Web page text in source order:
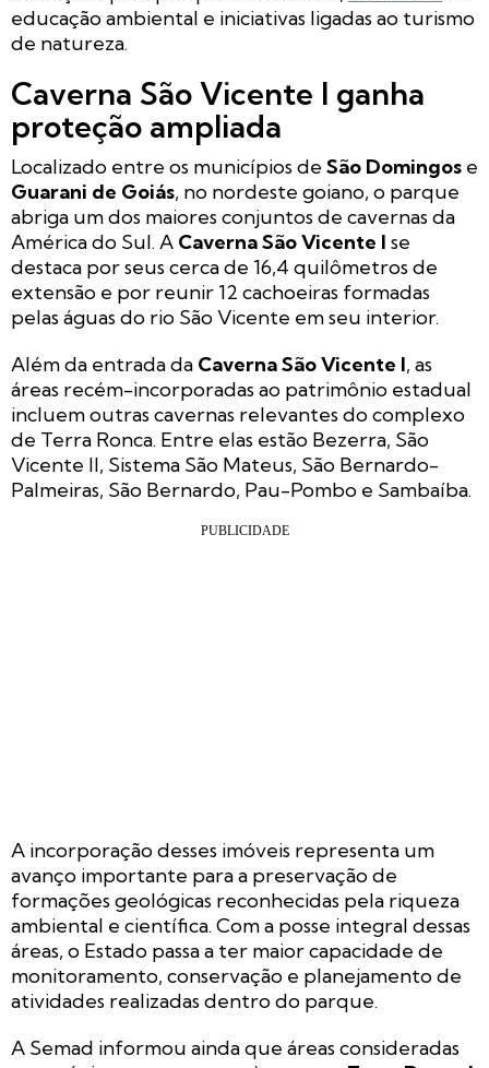
educação ambiental e iniciativas ligadas ao turismo
de natureza.
Caverna São Vicente I ganha
proteção ampliada
Localizado entre os municípios de São Domingos e
Guarani de Goiás, no nordeste goiano, o parque
abriga um dos maiores conjuntos de cavernas da
América do Sul. A Caverna São Vicente I se
destaca por seus cerca de 16,4 quilômetros de
extensão e por reunir 12 cachoeiras formadas
pelas águas do rio São Vicente em seu interior.
Além da entrada da Caverna São Vicente I, as
áreas recém-incorporadas ao patrimônio estadual
incluem outras cavernas relevantes do complexo
de Terra Ronca. Entre elas estão Bezerra, São
Vicente II, Sistema São Mateus, São Bernardo-
Palmeiras, São Bernardo, Pau-Pombo e Sambaíba.
A incorporação desses imóveis representa um
avanço importante para a preservação de
formações geológicas reconhecidas pela riqueza
ambiental e científica. Com a posse integral dessas
áreas, o Estado passa a ter maior capacidade de
monitoramento, conservação e planejamento de
atividades realizadas dentro do parque.
A Semad informou ainda que áreas consideradas